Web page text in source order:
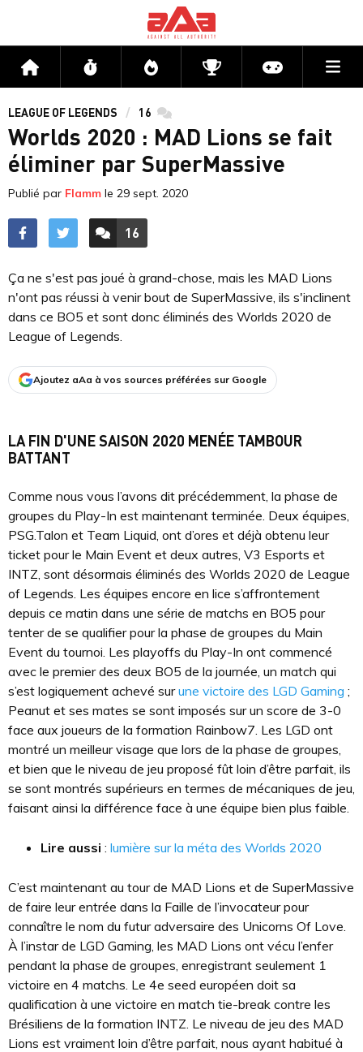
Accueil Flux Directs CompétitionsActu jeux
LEAGUE OF LEGENDS 16 commentaires
Worlds 2020 : MAD Lions se fait
éliminer par SuperMassive
Publié par Flamm le 29 sept. 2020
ACCÉDER AUX
16
COMMENTAIRES
Ça ne s'est pas joué à grand-chose, mais les MAD Lions
n'ont pas réussi à venir bout de SuperMassive, ils s'inclinent
dans ce BO5 et sont donc éliminés des Worlds 2020 de
League of Legends.
Ajoutez aAa à vos sources préférées sur Google
LA FIN D'UNE SAISON 2020 MENÉE TAMBOUR
BATTANT
Comme nous vous l’avons dit précédemment, la phase de
groupes du Play-In est maintenant terminée. Deux équipes,
PSG.Talon et Team Liquid, ont d’ores et déjà obtenu leur
ticket pour le Main Event et deux autres, V3 Esports et
INTZ, sont désormais éliminés des Worlds 2020 de League
of Legends. Les équipes encore en lice s’affrontement
depuis ce matin dans une série de matchs en BO5 pour
tenter de se qualifier pour la phase de groupes du Main
Event du tournoi. Les playoffs du Play-In ont commencé
avec le premier des deux BO5 de la journée, un match qui
s’est logiquement achevé surune victoire des LGD Gaming ;
Peanut et ses mates se sont imposés sur un score de 3-0
face aux joueurs de la formation Rainbow7. Les LGD ont
montré un meilleur visage que lors de la phase de groupes,
et bien que le niveau de jeu proposé fût loin d’être parfait, ils
se sont montrés supérieurs en termes de mécaniques de jeu,
faisant ainsi la différence face à une équipe bien plus faible.
Lire aussi : lumière sur la méta des Worlds 2020
C’est maintenant au tour de MAD Lions et de SuperMassive
de faire leur entrée dans la Faille de l’invocateur pour
connaître le nom du futur adversaire des Unicorns Of Love.
À l’instar de LGD Gaming, les MAD Lions ont vécu l’enfer
pendant la phase de groupes, enregistrant seulement 1
victoire en 4 matchs. Le 4e seed européen doit sa
qualification à une victoire en match tie-break contre les
Brésiliens de la formation INTZ. Le niveau de jeu des MAD
Lions est vraiment loin d’être parfait, nous ayant habitué à